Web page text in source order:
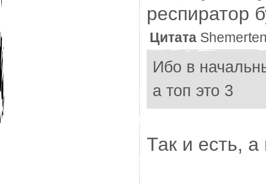
респиратор
Цитата
Ибо в
а топ это 3
Так и есть, а